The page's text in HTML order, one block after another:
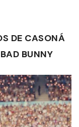
DE CASONÁ
BUNNY